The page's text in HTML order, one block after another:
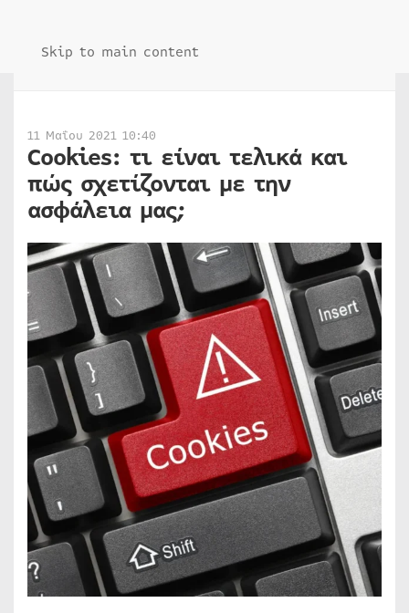
Skip to main content
11 Μαΐου 2021 10:40
Cookies: τι είναι τελικά και
πώς σχετίζονται με την
ασφάλεια μας;